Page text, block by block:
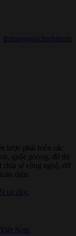
thitruongtaichinhtiente
lược phát triển các
quốc phòng, đô thị
sẻ công nghệ, dữ
diện.
tại đây.
Nam